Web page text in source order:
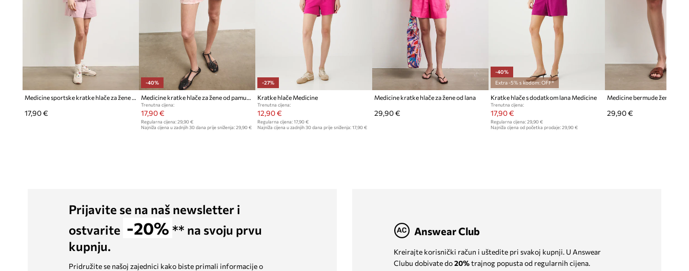
Medicine sportske kratke hlače za žene od pamuka
17,90 €
-40%
Medicine kratke hlače za žene od pamuka
Trenutna cijena:
17,90 €
Regularna cijena:29,90 €
Najniža cijena u zadnjih 30 dana prije sniženja:29,90 €
-27%
Kratke hlače Medicine
Trenutna cijena:
12,90 €
Regularna cijena: 17,90 €
Najniža cijena u zadnjih 30 dana prije sniženja: 17,90 €
Medicine kratke hlače za žene od lana
29,90 €
-40%
Extra -5% s kodom: OFF*
Kratke hlače s dodatkom lana Medicine
Trenutna cijena:
17,90 €
Regularna cijena:29,90 €
Najniža cijena od početka prodaje:29,90 €
Medicine bermude ženske
29,90 €
Prijavite se na naš newsletter i
ostvarite -20% ** na svoju prvu
kupnju.
Pridružite se našoj zajednici kako biste primali informacije o
Answear Club
Kreirajte korisnički račun i uštedite pri svakoj kupnji. U Answear
Clubu dobivate do20%trajnog popusta od regularnih cijena.